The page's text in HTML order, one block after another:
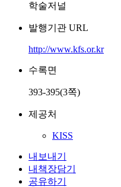
학술저널
발행기관 URL
http://www.kfs.or.kr
수록면
393-395(3쪽)
제공처
KISS
내보내기
내책장담기
공유하기